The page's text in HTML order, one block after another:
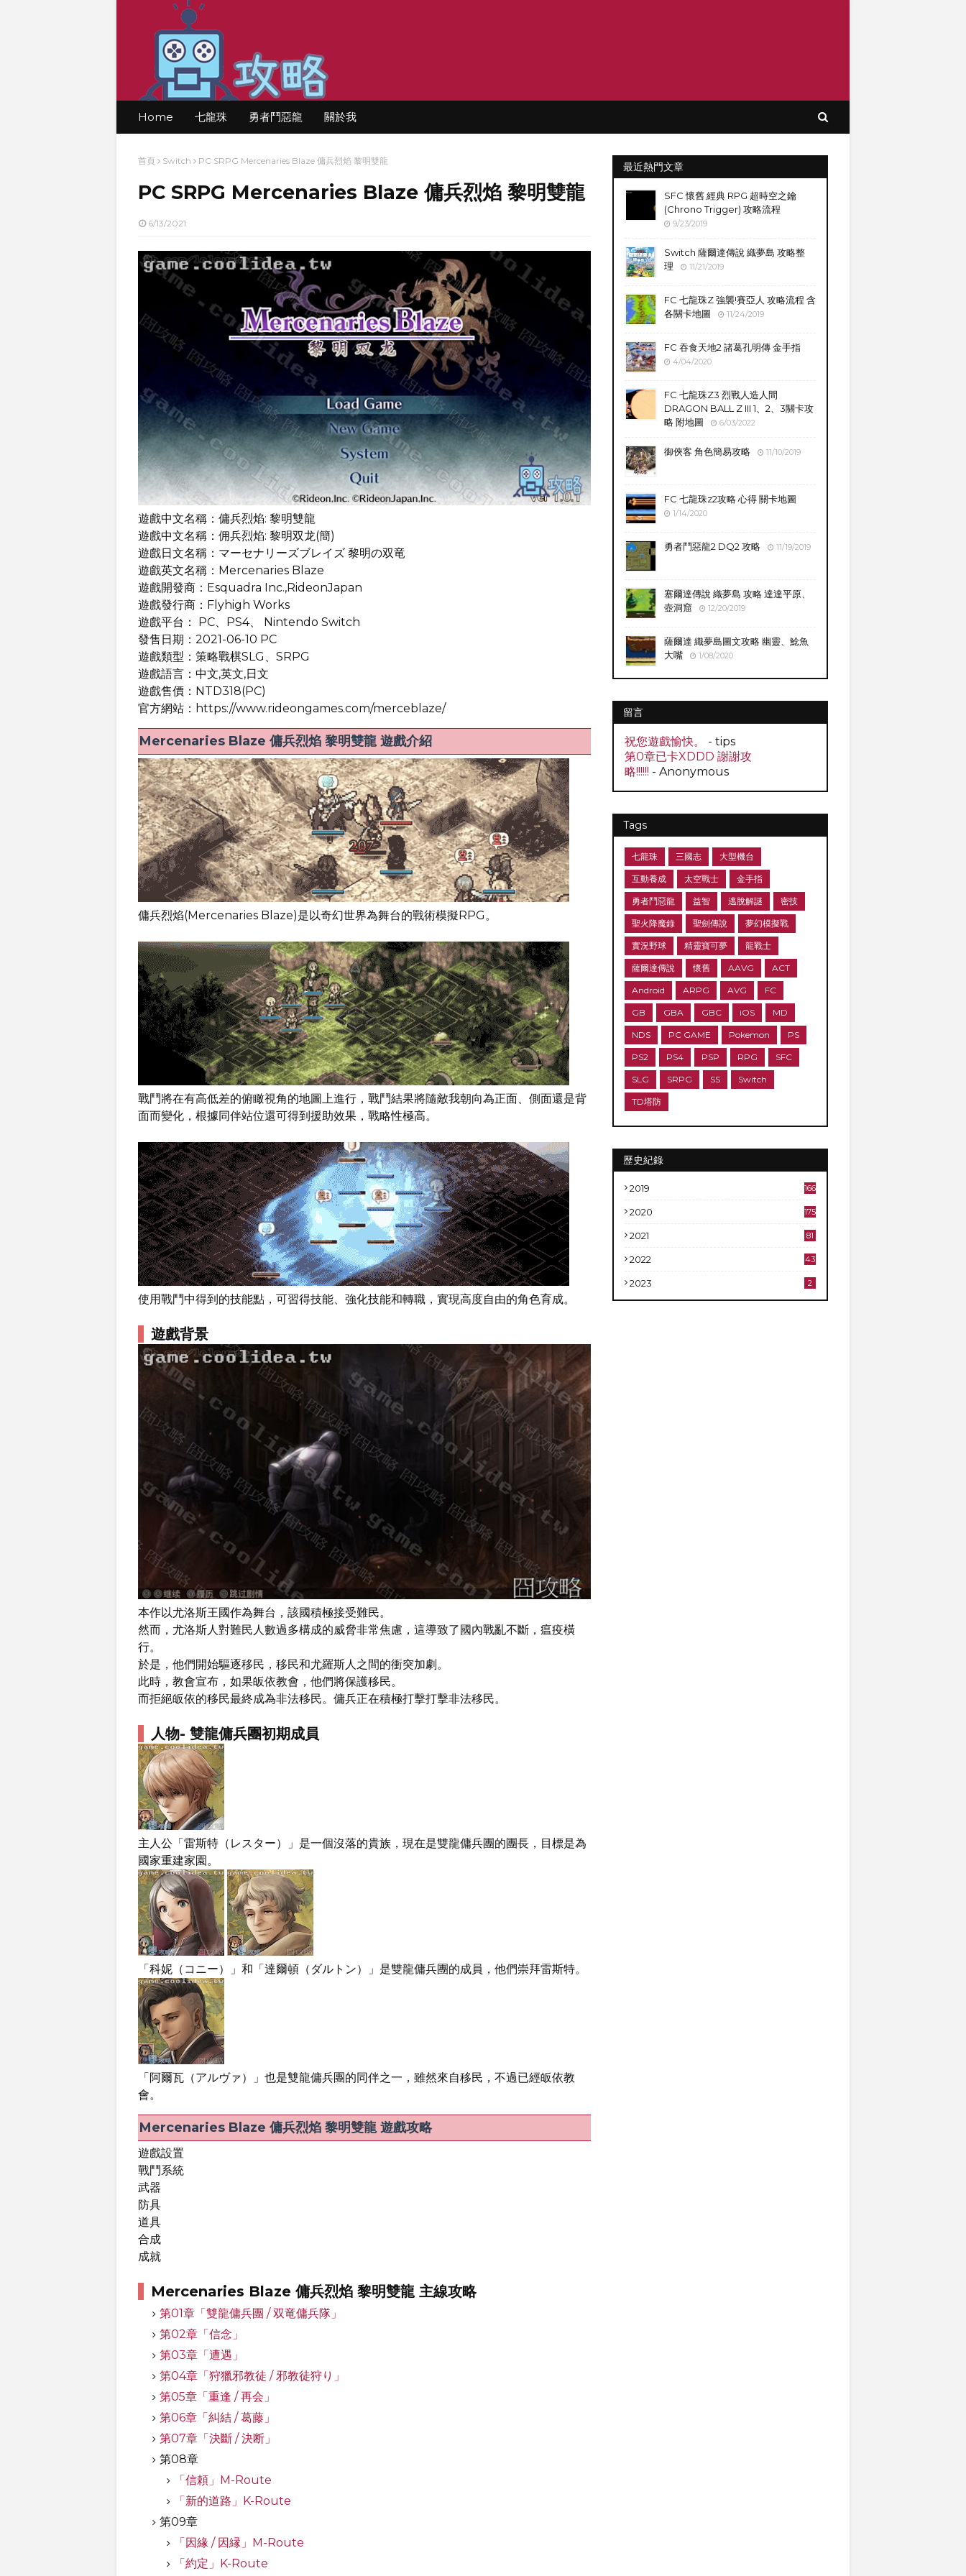
Home 七龍珠 勇者鬥惡龍 關於我
首頁 Switch PC SRPG Mercenaries Blaze 傭兵烈焰 黎明雙龍
PC SRPG Mercenaries Blaze 傭兵烈焰 黎明雙龍
6/13/2021
遊戲中文名稱：傭兵烈焰: 黎明雙龍
遊戲中文名稱：佣兵烈焰: 黎明双龙(簡)
遊戲日文名稱：マーセナリーズブレイズ 黎明の双竜
遊戲英文名稱：Mercenaries Blaze
遊戲開發商：Esquadra Inc.,RideonJapan
遊戲發行商：Flyhigh Works
遊戲平台： PC、PS4、 Nintendo Switch
發售日期：2021-06-10 PC
遊戲類型：策略戰棋SLG、SRPG
遊戲語言：中文,英文,日文
遊戲售價：NTD318(PC)
官方網站：https://www.rideongames.com/merceblaze/
Mercenaries Blaze 傭兵烈焰 黎明雙龍 遊戲介紹
傭兵烈焰(Mercenaries Blaze)是以奇幻世界為舞台的戰術模擬RPG。
戰鬥將在有高低差的俯瞰視角的地圖上進行，戰鬥結果將隨敵我朝向為正面、側面還是背
面而變化，根據同伴站位還可得到援助效果，戰略性極高。
使用戰鬥中得到的技能點，可習得技能、強化技能和轉職，實現高度自由的角色育成。
遊戲背景
本作以尤洛斯王國作為舞台，該國積極接受難民。
然而，尤洛斯人對難民人數過多構成的威脅非常焦慮，這導致了國內戰亂不斷，瘟疫橫
行。
於是，他們開始驅逐移民，移民和尤羅斯人之間的衝突加劇。
此時，教會宣布，如果皈依教會，他們將保護移民。
而拒絕皈依的移民最終成為非法移民。傭兵正在積極打擊打擊非法移民。
人物- 雙龍傭兵團初期成員
主人公「雷斯特（レスター）」是一個沒落的貴族，現在是雙龍傭兵團的團長，目標是為
國家重建家園。
「科妮（コニー）」和「達爾頓（ダルトン）」是雙龍傭兵團的成員，他們崇拜雷斯特。
「阿爾瓦（アルヴァ）」也是雙龍傭兵團的同伴之一，雖然來自移民，不過已經皈依教
會。
Mercenaries Blaze 傭兵烈焰 黎明雙龍 遊戲攻略
遊戲設置
戰鬥系統
武器
防具
道具
合成
成就
Mercenaries Blaze 傭兵烈焰 黎明雙龍 主線攻略
第01章「雙龍傭兵團 / 双竜傭兵隊」
第02章「信念」
第03章「遭遇」
第04章「狩獵邪教徒 / 邪教徒狩り」
第05章「重逢 / 再会」
第06章「糾結 / 葛藤」
第07章「決斷 / 決断」
第08章
「信頼」M-Route
「新的道路」K-Route
第09章
「因緣 / 因縁」M-Route
「約定」K-Route
最近熱門文章
SFC 懷舊 經典 RPG 超時空之鑰
(Chrono Trigger) 攻略流程
9/23/2019
Switch 薩爾達傳說 織夢島 攻略整
理
11/21/2019
FC 七龍珠Z 強襲!賽亞人 攻略流程 含
各關卡地圖
11/24/2019
FC 吞食天地2 諸葛孔明傳 金手指
4/04/2020
FC 七龍珠Z3 烈戰人造人間
DRAGON BALL Z III 1、2、3關卡攻
略 附地圖
6/03/2022
御俠客 角色簡易攻略 11/10/2019
FC 七龍珠z2攻略 心得 關卡地圖
1/14/2020
勇者鬥惡龍2 DQ2 攻略 11/19/2019
塞爾達傳說 織夢島 攻略 達達平原、
壺洞窟
12/20/2019
薩爾達 織夢島圖文攻略 幽靈、鯰魚
大嘴
1/08/2020
留言
祝您遊戲愉快。
- tips
第0章已卡XDDD 謝謝攻
略!!!!!! - Anonymous
Tags
七龍珠 三國志 大型機台
互動養成 太空戰士 金手指
勇者鬥惡龍 益智 逃脫解謎 密技
聖火降魔錄 聖劍傳說 夢幻模擬戰
實況野球 精靈寶可夢 龍戰士
薩爾達傳說 懷舊 AAVG ACT
Android ARPG AVG FC
GB GBA GBC iOS MD
NDS PC GAME Pokemon PS
PS2 PS4 PSP RPG SFC
SLG SRPG SS Switch
TD塔防
歷史紀錄
2019 166
2020 175
2021 81
2022 43
2023 2